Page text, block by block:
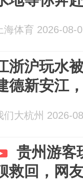
海体育 2026-08-
浙沪玩水
德新安江
们大杭州 2026-
贵州游客
救回，网